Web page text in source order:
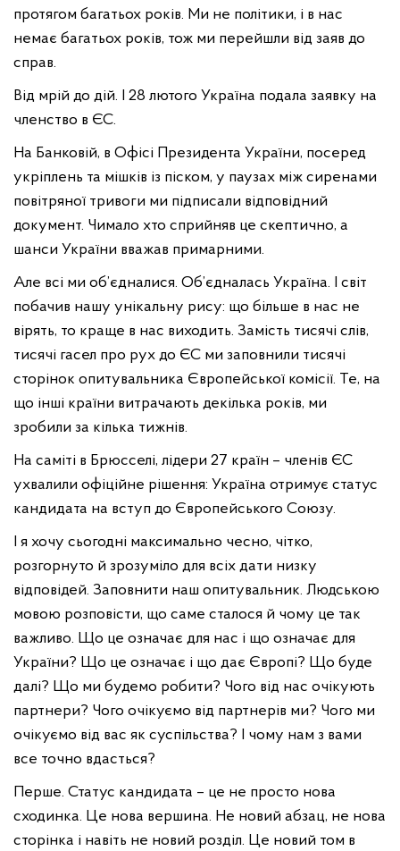
протягом багатьох років. Ми не політики, і в нас
немає багатьох років, тож ми перейшли від заяв до
справ.
Від мрій до дій. І 28 лютого Україна подала заявку на
членство в ЄС.
На Банковій, в Офісі Президента України, посеред
укріплень та мішків із піском, у паузах між сиренами
повітряної тривоги ми підписали відповідний
документ. Чимало хто сприйняв це скептично, а
шанси України вважав примарними.
Але всі ми об’єдналися. Об’єдналась Україна. І світ
побачив нашу унікальну рису: що більше в нас не
вірять, то краще в нас виходить. Замість тисячі слів,
тисячі гасел про рух до ЄС ми заповнили тисячі
сторінок опитувальника Європейської комісії. Те, на
що інші країни витрачають декілька років, ми
зробили за кілька тижнів.
На саміті в Брюсселі, лідери 27 країн – членів ЄС
ухвалили офіційне рішення: Україна отримує статус
кандидата на вступ до Європейського Союзу.
І я хочу сьогодні максимально чесно, чітко,
розгорнуто й зрозуміло для всіх дати низку
відповідей. Заповнити наш опитувальник. Людською
мовою розповісти, що саме сталося й чому це так
важливо. Що це означає для нас і що означає для
України? Що це означає і що дає Європі? Що буде
далі? Що ми будемо робити? Чого від нас очікують
партнери? Чого очікуємо від партнерів ми? Чого ми
очікуємо від вас як суспільства? І чому нам з вами
все точно вдасться?
Перше. Статус кандидата – це не просто нова
сходинка. Це нова вершина. Не новий абзац, не нова
сторінка і навіть не новий розділ. Це новий том в